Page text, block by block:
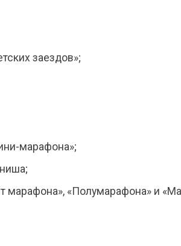
заездов»;
марафона»;
марафона», «Полумарафона» и